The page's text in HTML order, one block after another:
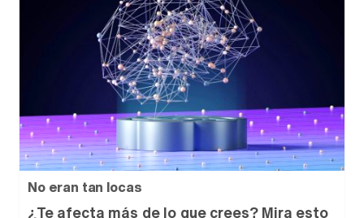
No eran tan locas
¿Te afecta más de lo que crees? Mira esto